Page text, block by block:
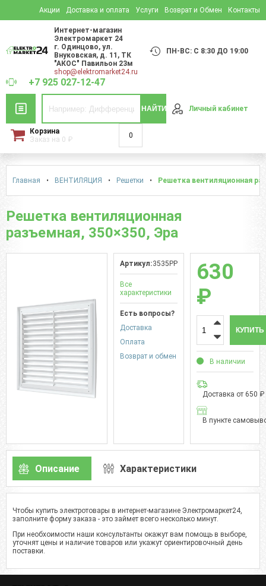
Акции Доставка и оплата Услуги Возврат и Обмен Контакты
Интернет-магазин
Электромаркет 24
г. Одинцово,ул.
Внуковская, д. 11 , ТК
"АКОС" Павильон 23м
shop@elektromarket24.ru
ПН-ВС: С 8:30 ДО 19:00
+7 925 027-12-47
НАЙТИ Личный кабинет
Корзина
Заказ на 0 ₽ 0
Главная • ВЕНТИЛЯЦИЯ • Решетки • Решетка вентиляционная
Решетка вентиляционная
разъемная, 350×350, Эра
Артикул:3535РР
Все
характеристики
Есть вопросы?
Доставка
Оплата
Возврат и обмен
630
₽
КУПИТЬ
В наличии
Доставка от 650 ₽
В пункте
Описание Характеристики
Чтобы купить электротовары в интернет-магазине Электромаркет24,
заполните форму заказа - это займет всего несколько минут.
При необхоимости наши консультанты окажут вам помощь в выборе,
уточнят цены и наличие товаров или укажут ориентировочный день
поставки.